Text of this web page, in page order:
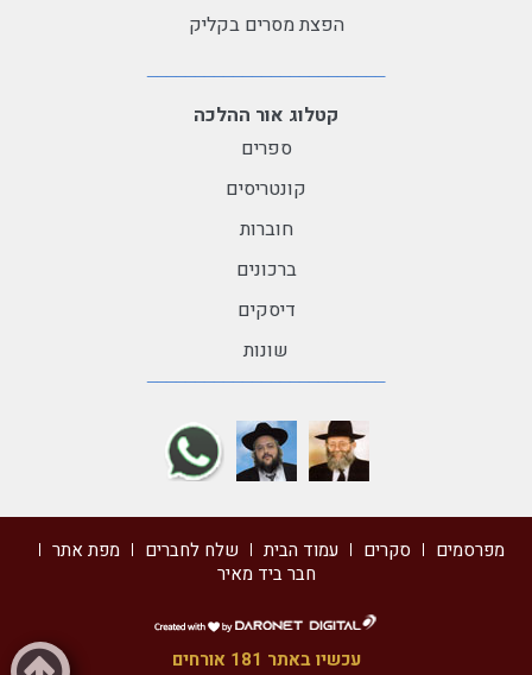
הפצת מסרים בקליק
קטלוג אור ההלכה
ספרים
קונטריסים
חוברות
ברכונים
דיסקים
שונות
מפרסמים סקרים עמוד הבית שלח לחברים
מפת אתר
חבר ביד מאיר
דרונט
דיגיטל עכשיו באתר 181 אורחים